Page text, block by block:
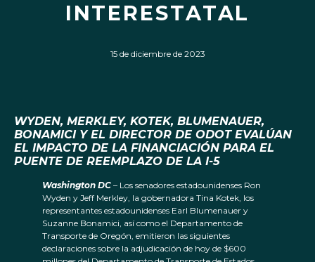
INTERESTATAL
15 de diciembre de 2023
WYDEN, MERKLEY, KOTEK, BLUMENAUER,
BONAMICI Y EL DIRECTOR DE ODOT EVALÚAN
EL IMPACTO DE LA FINANCIACIÓN PARA EL
PUENTE DE REEMPLAZO DE LA I-5
Washington DC – Los senadores estadounidenses Ron
Wyden y Jeff Merkley, la gobernadora Tina Kotek, los
representantes estadounidenses Earl Blumenauer y
Suzanne Bonamici, así como el Departamento de
Transporte de Oregón, emitieron las siguientes
declaraciones sobre la adjudicación de hoy de $600